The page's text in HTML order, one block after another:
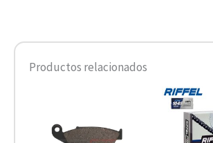
Productos relacionados